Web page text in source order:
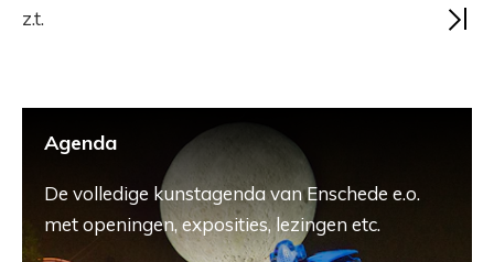
z.t.
Agenda
De volledige kunstagenda van Enschede e.o.
met openingen, exposities, lezingen etc.